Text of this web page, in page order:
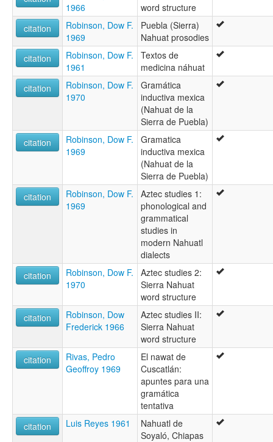
1966
word structure
citation
Robinson, Dow F.
1969
Puebla (Sierra)
Nahuat prosodies
citation
Robinson, Dow F.
1961
Textos de
medicina náhuat
citation
Robinson, Dow F.
1970
Gramática
inductiva mexica
(Nahuat de la
Sierra de Puebla)
citation
Robinson, Dow F.
1969
Gramatica
inductiva mexica
(Nahuat de la
Sierra de Puebla)
citation
Robinson, Dow F.
1969
Aztec studies 1:
phonological and
grammatical
studies in
modern Nahuatl
dialects
citation
Robinson, Dow F.
1970
Aztec studies 2:
Sierra Nahuat
word structure
citation
Robinson, Dow
Frederick 1966
Aztec studies II:
Sierra Nahuat
word structure
citation
Rivas, Pedro
Geoffroy 1969
El nawat de
Cuscatlán:
apuntes para una
gramática
tentativa
citation
Luis Reyes 1961
Nahuatl de
Soyaló, Chiapas